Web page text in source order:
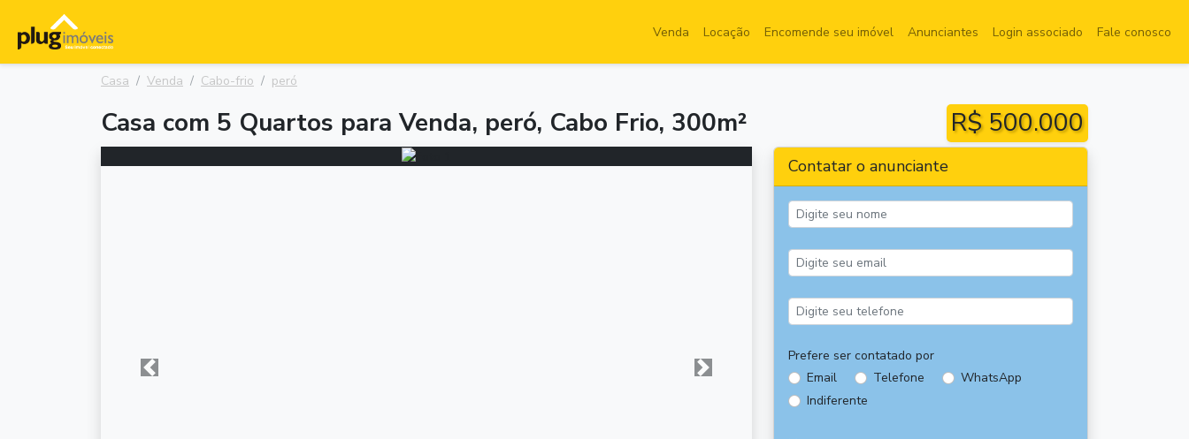
Venda Locação Encomende seu imóvel Anunciantes Login associado Fale conosco
Casa Venda Cabo-frio peró
Casa com 5 Quartos para Venda, peró, Cabo Frio, 300m² R$ 500.000
Anterior Próxima
Contatar o anunciante
Prefere ser contatado por
Email
Telefone
WhatsApp
Indiferente